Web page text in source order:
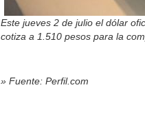
Este jueves 2 de julio el dólar
cotiza a 1.510 pesos para la
» Fuente: Perfil.com